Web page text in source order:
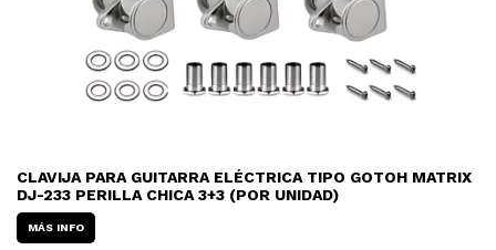
CLAVIJA PARA GUITARRA ELÉCTRICA TIPO GOTOH MATRIX
DJ-233 PERILLA CHICA 3+3 (POR UNIDAD)
MÁS INFO